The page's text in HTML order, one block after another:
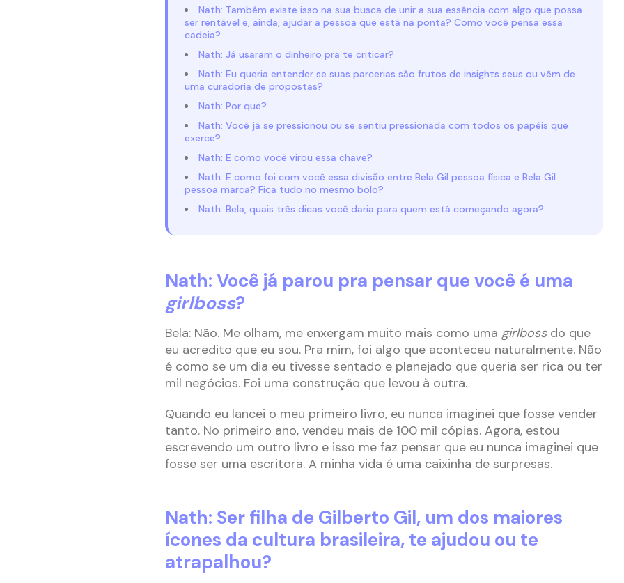
Nath: Também existe isso na sua busca de unir a sua essência com algo que possa
ser rentável e, ainda, ajudar a pessoa que está na ponta? Como você pensa essa
cadeia?
Nath: Já usaram o dinheiro pra te criticar?
Nath: Eu queria entender se suas parcerias são frutos de insights seus ou vêm de
uma curadoria de propostas?
Nath: Por que?
Nath: Você já se pressionou ou se sentiu pressionada com todos os papéis que
exerce?
Nath: E como você virou essa chave?
Nath: E como foi com você essa divisão entre Bela Gil pessoa física e Bela Gil
pessoa marca? Fica tudo no mesmo bolo?
Nath: Bela, quais três dicas você daria para quem está começando agora?
Nath: Você já parou pra pensar que você é uma
girlboss?
Bela: Não. Me olham, me enxergam muito mais como uma girlboss do que
eu acredito que eu sou. Pra mim, foi algo que aconteceu naturalmente. Não
é como se um dia eu tivesse sentado e planejado que queria ser rica ou ter
mil negócios. Foi uma construção que levou à outra.
Quando eu lancei o meu primeiro livro, eu nunca imaginei que fosse vender
tanto. No primeiro ano, vendeu mais de 100 mil cópias. Agora, estou
escrevendo um outro livro e isso me faz pensar que eu nunca imaginei que
fosse ser uma escritora. A minha vida é uma caixinha de surpresas.
Nath: Ser filha de Gilberto Gil, um dos maiores
ícones da cultura brasileira, te ajudou ou te
atrapalhou?